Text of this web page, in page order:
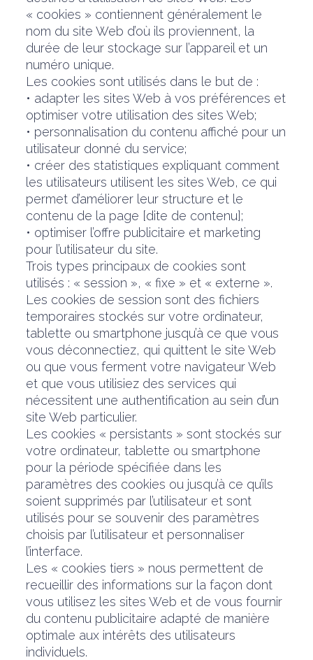
« cookies » contiennent généralement le
nom du site Web d’où ils proviennent, la
durée de leur stockage sur l’appareil et un
numéro unique.
Les cookies sont utilisés dans le but de :
• adapter les sites Web à vos préférences et
optimiser votre utilisation des sites Web;
• personnalisation du contenu affiché pour un
utilisateur donné du service;
• créer des statistiques expliquant comment
les utilisateurs utilisent les sites Web, ce qui
permet d’améliorer leur structure et le
contenu de la page [dite de contenu];
• optimiser l’offre publicitaire et marketing
pour l’utilisateur du site.
Trois types principaux de cookies sont
utilisés : « session », « fixe » et « externe ».
Les cookies de session sont des fichiers
temporaires stockés sur votre ordinateur,
tablette ou smartphone jusqu’à ce que vous
vous déconnectiez, qui quittent le site Web
ou que vous ferment votre navigateur Web
et que vous utilisiez des services qui
nécessitent une authentification au sein d’un
site Web particulier.
Les cookies « persistants » sont stockés sur
votre ordinateur, tablette ou smartphone
pour la période spécifiée dans les
paramètres des cookies ou jusqu’à ce qu’ils
soient supprimés par l’utilisateur et sont
utilisés pour se souvenir des paramètres
choisis par l’utilisateur et personnaliser
l’interface.
Les « cookies tiers » nous permettent de
recueillir des informations sur la façon dont
vous utilisez les sites Web et de vous fournir
du contenu publicitaire adapté de manière
optimale aux intérêts des utilisateurs
individuels.